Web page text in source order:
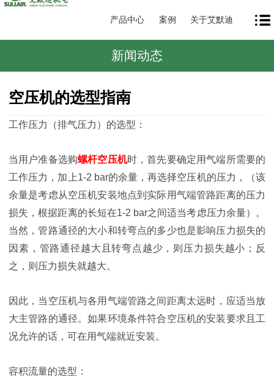
产品中心 案例 关于艾默迪
新闻动态
空压机的选型指南
工作压力（排气压力）的选型：
当用户准备选购螺杆空压机时，首先要确定用气端所需要的
工作压力，加上1-2 bar的余量，再选择空压机的压力，（该
余量是考虑从空压机安装地点到实际用气端管路距离的压力
损失，根据距离的长短在1-2 bar之间适当考虑压力余量）。
当然，管路通径的大小和转弯点的多少也是影响压力损失的
因素，管路通径越大且转弯点越少，则压力损失越小；反
之，则压力损失就越大。
因此，当空压机与各用气端管路之间距离太远时，应适当放
大主管路的通径。如果环境条件符合空压机的安装要求且工
况允许的话，可在用气端就近安装。
容积流量的选型：